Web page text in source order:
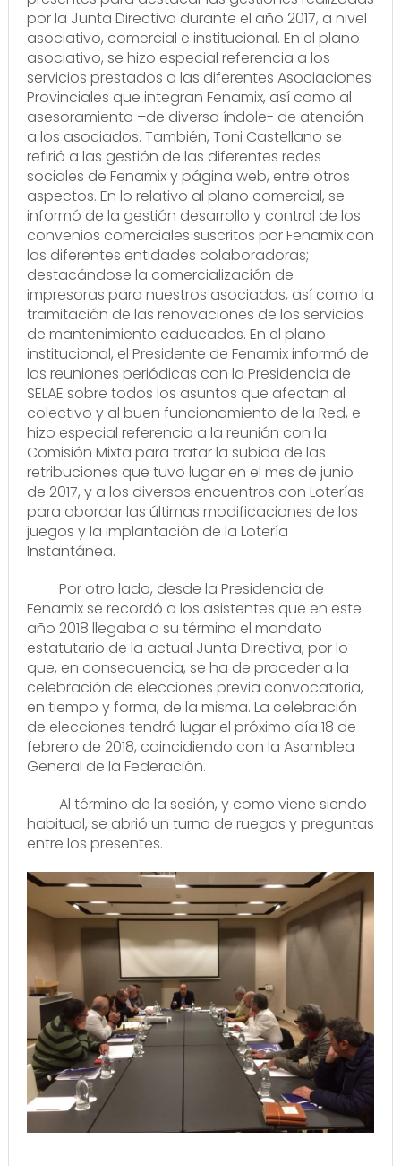
por la Junta Directiva durante el año 2017, a nivel
asociativo, comercial e institucional. En el plano
asociativo, se hizo especial referencia a los
servicios prestados a las diferentes Asociaciones
Provinciales que integran Fenamix, así como al
asesoramiento –de diversa índole- de atención
a los asociados. También, Toni Castellano se
refirió a las gestión de las diferentes redes
sociales de Fenamix y página web, entre otros
aspectos. En lo relativo al plano comercial, se
informó de la gestión desarrollo y control de los
convenios comerciales suscritos por Fenamix con
las diferentes entidades colaboradoras;
destacándose la comercialización de
impresoras para nuestros asociados, así como la
tramitación de las renovaciones de los servicios
de mantenimiento caducados. En el plano
institucional, el Presidente de Fenamix informó de
las reuniones periódicas con la Presidencia de
SELAE sobre todos los asuntos que afectan al
colectivo y al buen funcionamiento de la Red, e
hizo especial referencia a la reunión con la
Comisión Mixta para tratar la subida de las
retribuciones que tuvo lugar en el mes de junio
de 2017, y a los diversos encuentros con Loterías
para abordar las últimas modificaciones de los
juegos y la implantación de la Lotería
Instantánea.
Por otro lado, desde la Presidencia de
Fenamix se recordó a los asistentes que en este
año 2018 llegaba a su término el mandato
estatutario de la actual Junta Directiva, por lo
que, en consecuencia, se ha de proceder a la
celebración de elecciones previa convocatoria,
en tiempo y forma, de la misma. La celebración
de elecciones tendrá lugar el próximo día 18 de
febrero de 2018, coincidiendo con la Asamblea
General de la Federación.
Al término de la sesión, y como viene siendo
habitual, se abrió un turno de ruegos y preguntas
entre los presentes.